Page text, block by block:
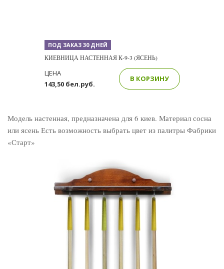
ПОД ЗАКАЗ 30 ДНЕЙ
КИЕВНИЦА НАСТЕННАЯ К-9-3 (ЯСЕНЬ)
143,50 бел.руб.
ЦЕНА
В КОРЗИНУ
Модель настенная, предназначена для 6 киев. Материал сосна
или ясень Есть возможность выбрать цвет из палитры Фабрики
«Старт»